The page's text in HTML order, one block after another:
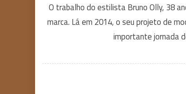
O trabalho do estilista Bruno Olly, 38
marca. Lá em 2014, o seu projeto de
importante jornada